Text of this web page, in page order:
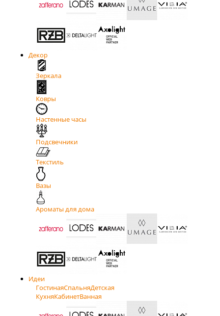
Декор
Зеркала
Ковры
Настенные часы
Подсвечники
Текстиль
Вазы
Ароматы для дома
Идеи
ГостинаяСпальняДетская
КухняКабинетВанная